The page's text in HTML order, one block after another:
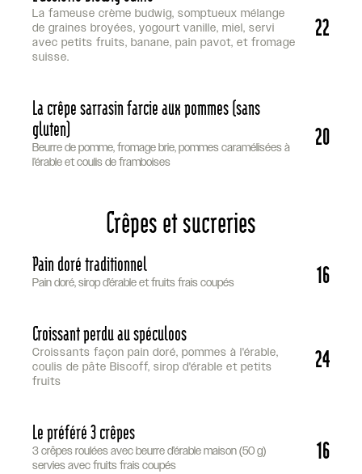
La fameuse crème budwig, somptueux mélange
de graines broyées, yogourt vanille, miel, servi
avec petits fruits, banane, pain pavot, et fromage
suisse.
22
La crêpe sarrasin farcie aux pommes (sans
gluten)
Beurre de pomme, fromage brie, pommes caramélisées à
l’érable et coulis de framboises
20
Crêpes et sucreries
Pain doré traditionnel
Pain doré, sirop d’érable et fruits frais coupés 16
Croissant perdu au spéculoos
Croissants façon pain doré, pommes à l'érable,
coulis de pâte Biscoff, sirop d'érable et petits
fruits
24
Le préféré 3 crêpes
3 crêpes roulées avec beurre d’érable maison (50 g)
servies avec fruits frais coupés
16